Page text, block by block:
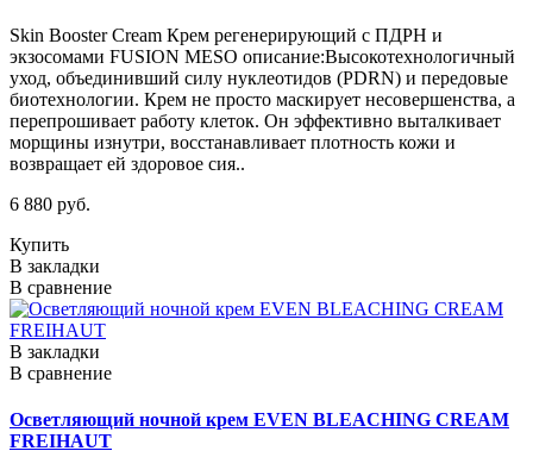
Skin Booster Cream Крем регенерирующий с ПДРН и
экзосомами FUSION MESO описание:Высокотехнологичный
уход, объединивший силу нуклеотидов (PDRN) и передовые
биотехнологии. Крем не просто маскирует несовершенства, а
перепрошивает работу клеток. Он эффективно выталкивает
морщины изнутри, восстанавливает плотность кожи и
возвращает ей здоровое сия..
6 880 руб.
Купить
В закладки
В сравнение
В закладки
В сравнение
Осветляющий ночной крем EVEN BLEACHING CREAM
FREIHAUT